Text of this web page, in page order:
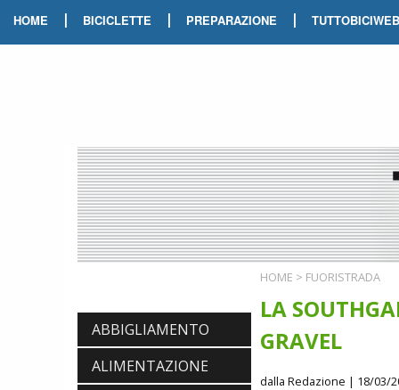
HOME | BICICLETTE | PREPARAZIONE | TUTTOBICIWEB
ABBIGLIAMENTO
ALIMENTAZIONE
HOME > FUORISTRADA
LA
GRAVEL
dalla Redazione | 18/03/